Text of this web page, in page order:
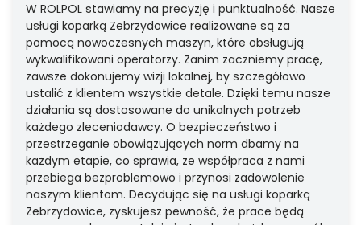
W ROLPOL stawiamy na precyzję i punktualność. Nasze
usługi koparką Zebrzydowice realizowane są za
pomocą nowoczesnych maszyn, które obsługują
wykwalifikowani operatorzy. Zanim zaczniemy pracę,
zawsze dokonujemy wizji lokalnej, by szczegółowo
ustalić z klientem wszystkie detale. Dzięki temu nasze
działania są dostosowane do unikalnych potrzeb
każdego zleceniodawcy. O bezpieczeństwo i
przestrzeganie obowiązujących norm dbamy na
każdym etapie, co sprawia, że współpraca z nami
przebiega bezproblemowo i przynosi zadowolenie
naszym klientom. Decydując się na usługi koparką
Zebrzydowice, zyskujesz pewność, że prace będą